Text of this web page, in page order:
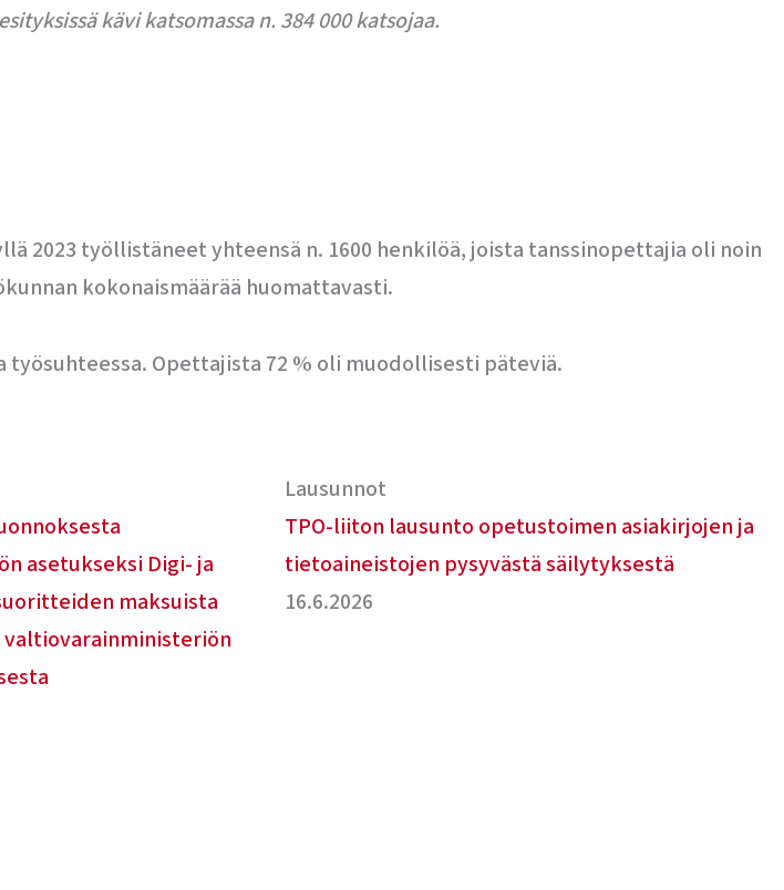
kävi katsomassa n. 384 000 katsojaa.
2023 työllistäneet yhteensä n. 1600 henkilöä, joista tanssinopettajia oli noin
kokonaismäärää huomattavasti.
Opettajista 72 % oli muodollisesti päteviä.
asetukseksi Digi- ja
maksuista
valtiovarainministeriön
Lausunnot
TPO-liiton lausunto opetustoimen asiakirjojen ja
tietoaineistojen pysyvästä säilytyksestä
16.6.2026